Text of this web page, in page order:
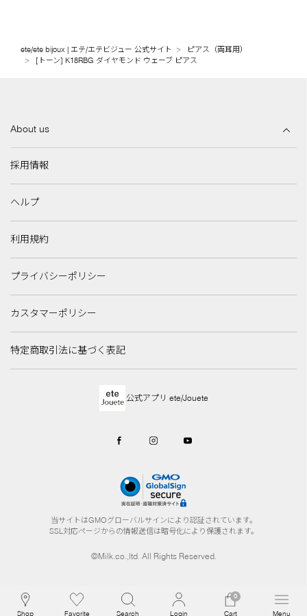
ete/ete bijoux | エテ/エテビジュー 公式サイト
ピアス（両耳用）
[トーン] K18RBG ダイヤモンド ウェーブ ピアス
About us
採用情報
ヘルプ
利用規約
プライバシーポリシー
カスタマーポリシー
特定商取引法に基づく表記
公式アプリ ete/Jouete
当サイトはGMOグローバルサインにより認証されています。
SSL対応ページからの情報送信は暗号化により保護されます。
©Milk.co.,ltd. All Rights Reserved.
Shop Favorite Search Login
0
Cart Menu